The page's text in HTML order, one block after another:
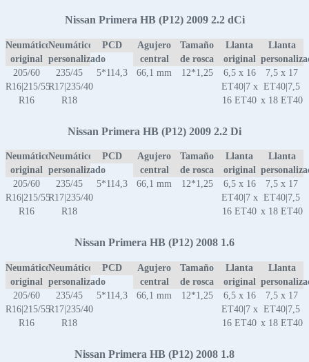
Nissan Primera HB (P12) 2009 2.2 dCi
Neumático
original
Neumático
personalizado
PCD
Agujero
central
Tamaño
de rosca
Llanta
original
Llanta
205/60
R16|215/55
R16
235/45
R17|235/40
R18
5*114,3 66,1 mm 12*1,25
6,5 x 16
ET40|7 x
16 ET40
7,5 x 17
ET40|7,5
x 18 ET40
Nissan Primera HB (P12) 2009 2.2 Di
Neumático
original
Neumático
personalizado
PCD
Agujero
central
Tamaño
de rosca
Llanta
original
Llanta
205/60
R16|215/55
R16
235/45
R17|235/40
R18
5*114,3 66,1 mm 12*1,25
6,5 x 16
ET40|7 x
16 ET40
7,5 x 17
ET40|7,5
x 18 ET40
Nissan Primera HB (P12) 2008 1.6
Neumático
original
Neumático
personalizado
PCD
Agujero
central
Tamaño
de rosca
Llanta
original
Llanta
205/60
R16|215/55
R16
235/45
R17|235/40
R18
5*114,3 66,1 mm 12*1,25
6,5 x 16
ET40|7 x
16 ET40
7,5 x 17
ET40|7,5
x 18 ET40
Nissan Primera HB (P12) 2008 1.8